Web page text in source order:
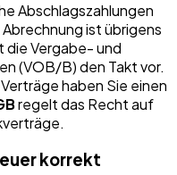
Abschlagszahlungen
ist übrigens
die Vergabe- und
(VOB/B) den Takt vor.
haben Sie einen
regelt das Recht auf
korrekt